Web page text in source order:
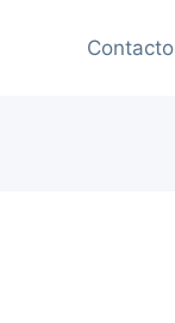
Contacto